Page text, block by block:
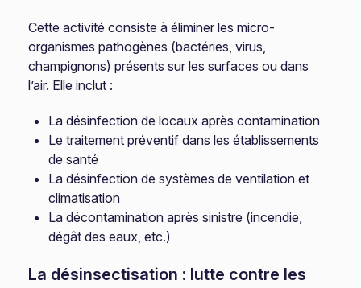
Cette activité consiste à éliminer les micro-
organismes pathogènes (bactéries, virus,
champignons) présents sur les surfaces ou dans
l’air. Elle inclut :
La désinfection de locaux après contamination
Le traitement préventif dans les établissements
de santé
La désinfection de systèmes de ventilation et
climatisation
La décontamination après sinistre (incendie,
dégât des eaux, etc.)
La désinsectisation : lutte contre les